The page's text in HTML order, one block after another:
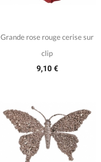
Grande rose rouge cerise sur
clip
9,10 €